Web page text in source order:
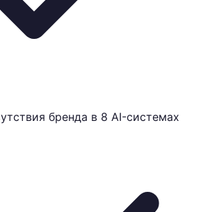
бренда в 8 AI-системах